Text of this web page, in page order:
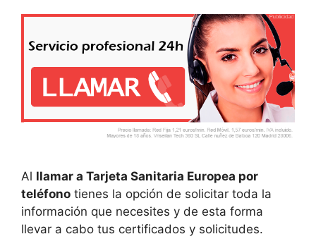
Al llamar a Tarjeta Sanitaria Europea por
teléfono tienes la opción de solicitar toda la
información que necesites y de esta forma
llevar a cabo tus certificados y solicitudes.